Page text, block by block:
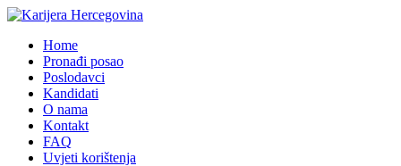
Home
Pronađi posao
Poslodavci
Kandidati
O nama
Kontakt
FAQ
Uvjeti korištenja